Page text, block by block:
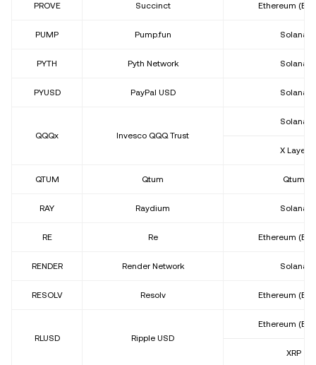
PROVE Succinct Ethereum
PUMP Pump.fun Solana
PYTH Pyth Network Solana
PYUSD PayPal USD Solana
QQQx Invesco QQQ Trust
Solana
X Layer
QTUM Qtum Qtum
RAY Raydium Solana
RE Re Ethereum
RENDER Render Network Solana
RESOLV Resolv Ethereum
RLUSD Ripple USD
Ethereum
XRP